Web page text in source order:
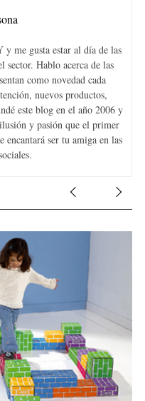
me gusta estar al día de las
sector. Hablo acerca de las
como novedad cada
nuevos productos,
este blog en el año 2006 y
y pasión que el primer
ser tu amiga en las